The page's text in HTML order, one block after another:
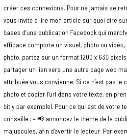
créer ces connexions. Pour ne jamais se
vous invite à lire mon article sur quoi dire
bases d’une publication Facebook qui
efficace comporte un visuel, photo ou
photo, partez sur un format 1200 x 630
partager un lien vers une autre page web
attribuée vous convienne. Si ce n’est pas le
photo et copier l’url dans votre texte, en
bitly par exemple). Pour ce qui est de votre
conseille : – 📢 annoncez le thème de la
majuscules, afin d’avertir le lecteur. Par